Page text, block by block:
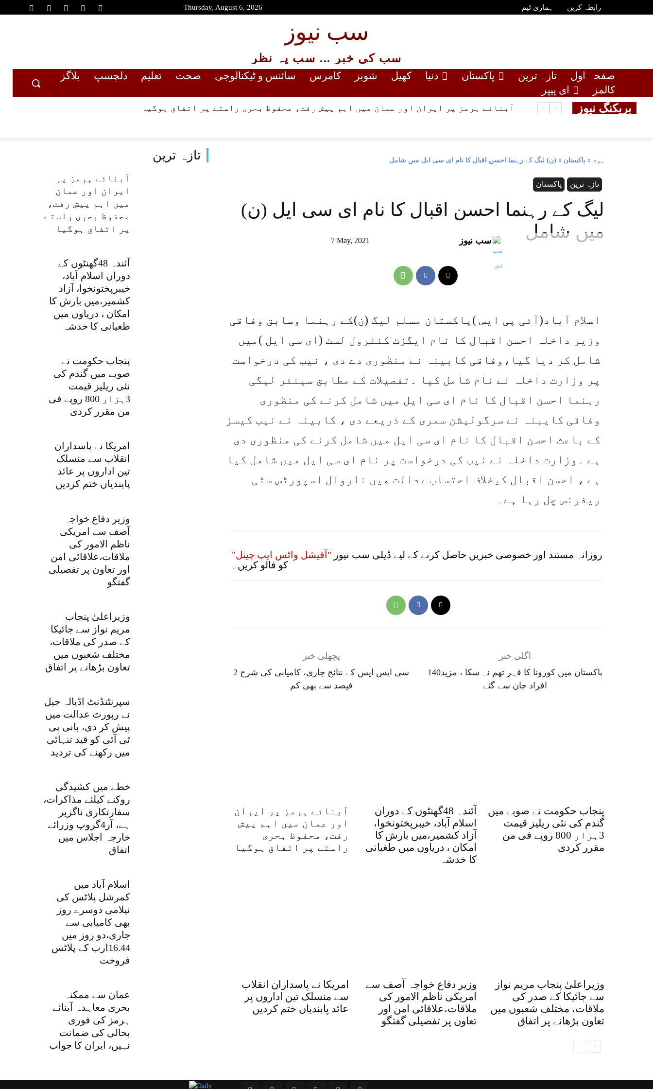
Thursday, August 6, 2026 رابطہ کریں ہماری ٹیم
سب نیوز
سب کی خبر ... سب پہ نظر
صفحہ اول تازہ ترین پاکستان دنیا کھیل شوبز کامرس سائنس و ٹیکنالوجی صحت تعلیم دلچسپ
بلاگز
کالمز
ای پیپر
بریکنگ نیوز آبنائے ہرمز پر ایران اور عمان میں اہم پیش رفت، محفوظ بحری راستے پر اتفاق ہوگیا
تازہ ترین
آبنائے ہرمز پر
ایران اور عمان
میں اہم پیش رفت،
محفوظ بحری راستے
پر اتفاق ہوگیا
آئندہ 48گھنٹوں کے
دوران اسلام آباد،
خیبرپختونخوا، آزاد
کشمیر،میں بارش کا
امکان ، دریاوں میں
طغیانی کا خدشہ
پنجاب حکومت نے
صوبے میں گندم کی
نئی ریلیز قیمت
3ہزار 800 روپے فی
من مقرر کردی
امریکا نے پاسداران
انقلاب سے منسلک
تین اداروں پر عائد
پابندیاں ختم کردیں
وزیر دفاع خواجہ
آصف سے امریکی
ناظم الامور کی
ملاقات،علاقائی امن
اور تعاون پر تفصیلی
گفتگو
وزیراعلیٰ پنجاب
مریم نواز سے جائیکا
کے صدر کی ملاقات،
مختلف شعبوں میں
تعاون بڑھانے پر اتفاق
سپرنٹنڈنٹ اڈیالہ جیل
نے رپورٹ عدالت میں
پیش کر دی، بانی پی
ٹی آئی کو قید تنہائی
میں رکھنے کی تردید
خطے میں کشیدگی
روکنے کیلئے مذاکرات،
سفارتکاری ناگزیر
ہے، آر4گروپ وزرائے
خارجہ اجلاس میں
اتفاق
اسلام آباد میں
کمرشل پلاٹس کی
نیلامی دوسرے روز
بھی کامیابی سے
جاری،دو روز میں
16.44ارب کے پلاٹس
فروخت
عمان سے ممکنہ
بحری معاہدہ آبنائے
ہرمز کی فوری
بحالی کی ضمانت
نہیں، ایران کا جواب
ہوم پاکستان (ن) لیگ کے رہنما احسن اقبال کا نام ای سی ایل میں شامل
پاکستان تازہ ترین
(ن) لیگ کے رہنما احسن اقبال کا نام ای سی ایل
میں شامل
7 May, 2021 سب نیوز
اسلام آباد(آئی پی ایس )پاکستان مسلم لیگ (ن)کے رہنما وسابق وفاقی
وزیر داخلہ احسن اقبال کا نام ایگزٹ کنٹرول لسٹ (ای سی ایل )میں
شامل کر دیا گیا،وفاقی کابینہ نے منظوری دے دی ، نیب کی درخواست
پر وزارت داخلہ نے نام شامل کیا ۔تفصیلات کے مطابق سینئر لیگی
رہنما احسن اقبال کا نام ای سی ایل میں شامل کرنے کی منظوری
وفاقی کایبنہ نے سرگولیشن سمری کے ذریعے دی ، کابینہ نے نیب کیسز
کے باعث احسن اقبال کا نام ای سی ایل میں شامل کرنے کی منظوری دی
ہے ۔وزارت داخلہ نے نیب کی درخواست پر نام ای سی ایل میں شامل کیا
ہے ، احسن اقبال کیخلاف احتساب عدالت میں ناروال اسپورٹس سٹی
ریفرنس چل رہا ہے۔
روزانہ مستند اور خصوصی خبریں حاصل کرنے کے لیے ڈیلی سب نیوز "آفیشل واٹس ایپ چینل"
کو فالو کریں۔
پچھلی خبر
سی ایس ایس کے نتائج جاری، کامیابی کی شرح 2
فیصد سے بھی کم
اگلی خبر
پاکستان میں کورونا کا قہر تھم نہ سکا ، مزید140
افراد جان سے گئے
آبنائے ہرمز پر ایران
اور عمان میں اہم پیش
رفت، محفوظ بحری
راستے پر اتفاق ہوگیا
آئندہ 48گھنٹوں کے دوران
اسلام آباد، خیبرپختونخوا،
آزاد کشمیر،میں بارش کا
امکان ، دریاوں میں طغیانی
کا خدشہ
پنجاب حکومت نے صوبے میں
گندم کی نئی ریلیز قیمت
3ہزار 800 روپے فی من
مقرر کردی
امریکا نے پاسداران انقلاب
سے منسلک تین اداروں پر
عائد پابندیاں ختم کردیں
وزیر دفاع خواجہ آصف سے
امریکی ناظم الامور کی
ملاقات،علاقائی امن اور
تعاون پر تفصیلی گفتگو
وزیراعلیٰ پنجاب مریم نواز
سے جائیکا کے صدر کی
ملاقات، مختلف شعبوں میں
تعاون بڑھانے پر اتفاق